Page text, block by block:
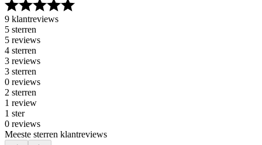
9 klantreviews
5 sterren
5 reviews
4 sterren
3 reviews
3 sterren
0 reviews
2 sterren
1 review
1 ster
0 reviews
Meeste sterren klantreviews